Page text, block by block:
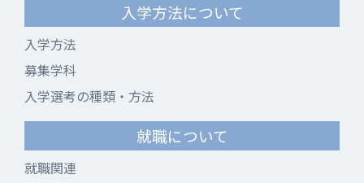
入学方法について
入学方法
募集学科
入学選考の種類・方法
就職について
就職関連